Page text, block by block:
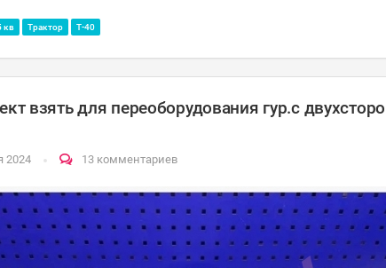
кв Трактор Т-40
взять для переоборудования гур.с
2024 13 комментариев